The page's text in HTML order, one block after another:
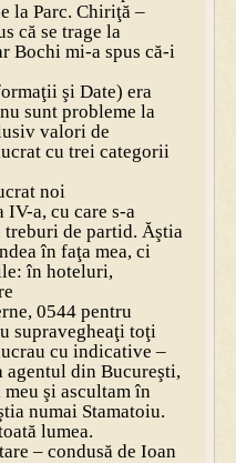
la Parc. Chiriţă –
că se trage la
Bochi mi-a spus că-i
şi Date) era
sunt probleme la
valori de
cu trei categorii
noi
IV-a, cu care s-a
de partid. Ăştia
în faţa mea, ci
în hoteluri,
0544 pentru
supravegheaţi toţi
cu indicative –
agentul din Bucureşti,
şi ascultam în
numai Stamatoiu.
lumea.
– condusă de Ioan